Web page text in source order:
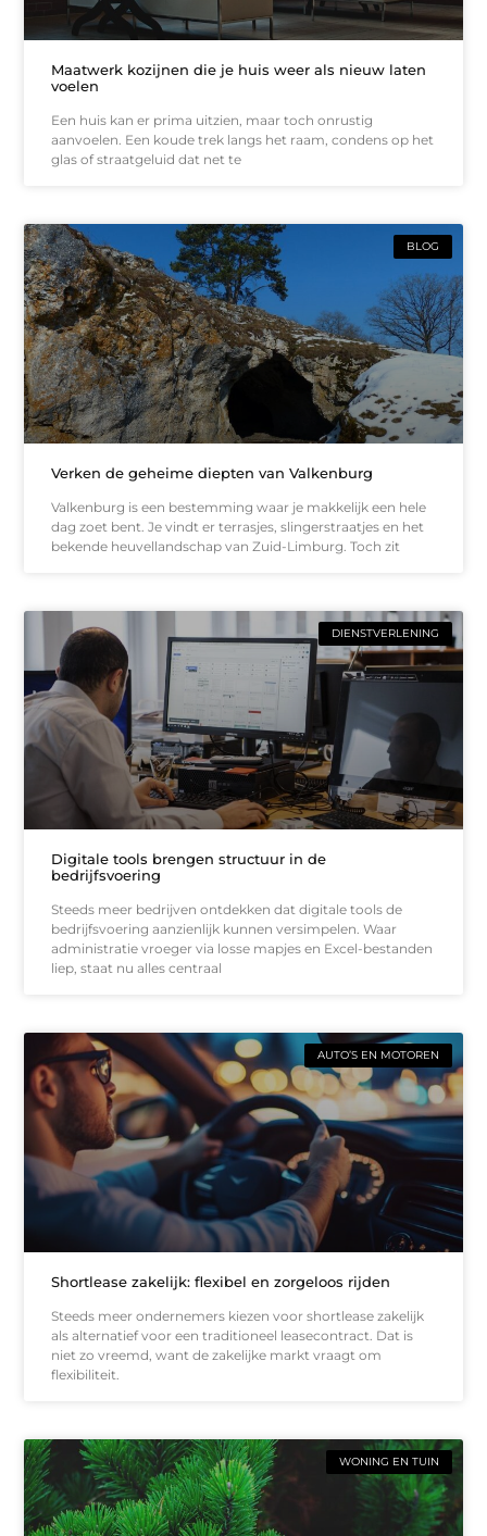
Maatwerk kozijnen die je huis weer als nieuw laten
voelen
Een huis kan er prima uitzien, maar toch onrustig
aanvoelen. Een koude trek langs het raam, condens op het
glas of straatgeluid dat net te
BLOG
Verken de geheime diepten van Valkenburg
Valkenburg is een bestemming waar je makkelijk een hele
dag zoet bent. Je vindt er terrasjes, slingerstraatjes en het
bekende heuvellandschap van Zuid-Limburg. Toch zit
DIENSTVERLENING
Digitale tools brengen structuur in de
bedrijfsvoering
Steeds meer bedrijven ontdekken dat digitale tools de
bedrijfsvoering aanzienlijk kunnen versimpelen. Waar
administratie vroeger via losse mapjes en Excel-bestanden
liep, staat nu alles centraal
AUTO’S EN MOTOREN
Shortlease zakelijk: flexibel en zorgeloos rijden
Steeds meer ondernemers kiezen voor shortlease zakelijk
als alternatief voor een traditioneel leasecontract. Dat is
niet zo vreemd, want de zakelijke markt vraagt om
flexibiliteit.
WONING EN TUIN